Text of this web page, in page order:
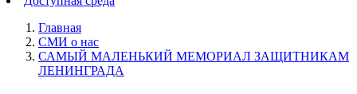
Главная
СМИ о нас
САМЫЙ МАЛЕНЬКИЙ МЕМОРИАЛ ЗАЩИТНИКАМ
ЛЕНИНГРАДА